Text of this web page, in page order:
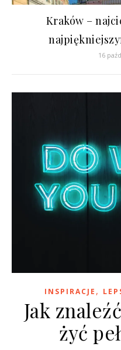
Kraków –
16
INSPIRACJE ,
Jak
żyć